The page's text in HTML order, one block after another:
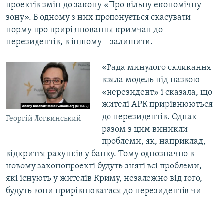
проектів змін до закону «Про вільну економічну
зону». В одному з них пропонується скасувати
норму про прирівнювання кримчан до
нерезидентів, в іншому – залишити.
Георгій Логвинський
«Рада минулого скликання
взяла модель під назвою
«нерезидент» і сказала, що
жителі АРК прирівнюються
до нерезидентів. Однак
разом з цим виникли
проблеми, як, наприклад,
відкриття рахунків у банку. Тому однозначно в
новому законопроекті будуть зняті всі проблеми,
які існують у жителів Криму, незалежно від того,
будуть вони прирівнюватися до нерезидентів чи